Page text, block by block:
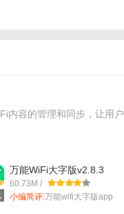
内容的管理和同步，让用户
万能WiFi大字版v2.8.3
60.73M /
小编简评:万能wifi大字版app